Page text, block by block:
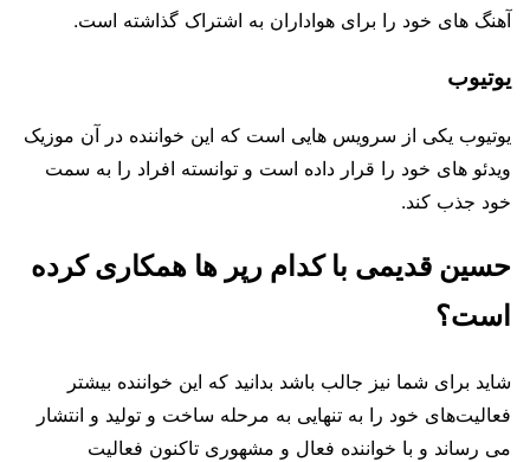
آهنگ های خود را برای هواداران به اشتراک گذاشته است.
یوتیوب
یوتیوب یکی از سرویس هایی است که این خواننده در آن موزیک
ویدئو های خود را قرار داده است و توانسته افراد را به سمت
خود جذب کند.
حسین قدیمی با کدام رپر ها همکاری کرده
است؟
شاید برای شما نیز جالب باشد بدانید که این خواننده بیشتر
فعالیت‌های خود را به تنهایی به مرحله ساخت و تولید و انتشار
می رساند و با خواننده فعال و مشهوری تاکنون فعالیت